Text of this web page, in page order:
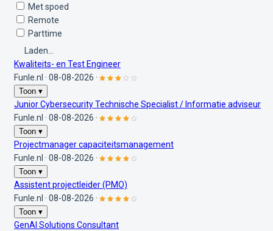
Met spoed
Remote
Parttime
Laden...
Kwaliteits- en Test Engineer
Funle.nl · 08-08-2026 ·
Toon ▾
Junior Cybersecurity Technische Specialist / Informatie adviseur
Funle.nl · 08-08-2026 ·
Toon ▾
Projectmanager capaciteitsmanagement
Funle.nl · 08-08-2026 ·
Toon ▾
Assistent projectleider (PMO)
Funle.nl · 08-08-2026 ·
Toon ▾
GenAI Solutions Consultant